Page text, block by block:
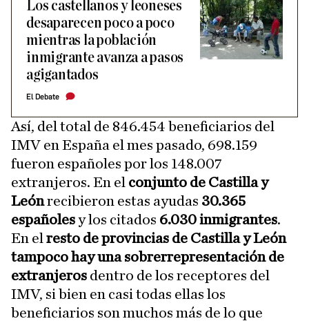
Los castellanos y leoneses
desaparecen poco a poco
mientras la población
inmigrante avanza a pasos
agigantados
El Debate
Así, del total de 846.454 beneficiarios del
IMV en España el mes pasado, 698.159
fueron españoles por los 148.007
extranjeros. En el conjunto de Castilla y
Leónrecibieron estas ayudas 30.365
españolesy los citados 6.030 inmigrantes.
En el resto de provincias de Castilla y León
tampoco hay una sobrerrepresentación de
extranjeros dentro de los receptores del
IMV, si bien en casi todas ellas los
beneficiarios son muchos más de lo que